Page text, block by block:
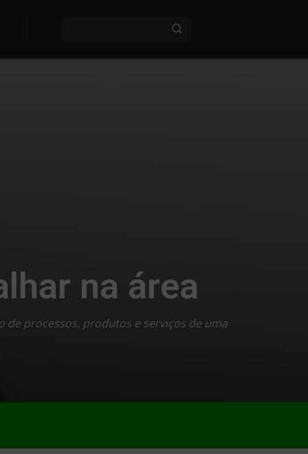
na área
de processos, produtos e serviços de uma